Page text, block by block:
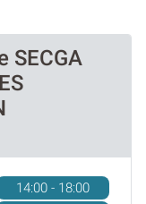
SECGA
14:00 - 18:00